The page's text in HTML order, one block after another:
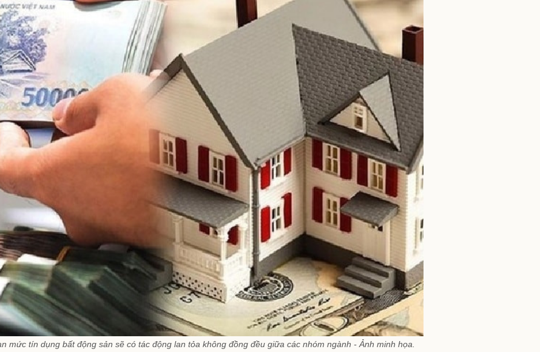
mức tín dụng bất động sản sẽ có tác động lan tỏa không đồng đều giữa các nhóm ngành - Ảnh minh họa.